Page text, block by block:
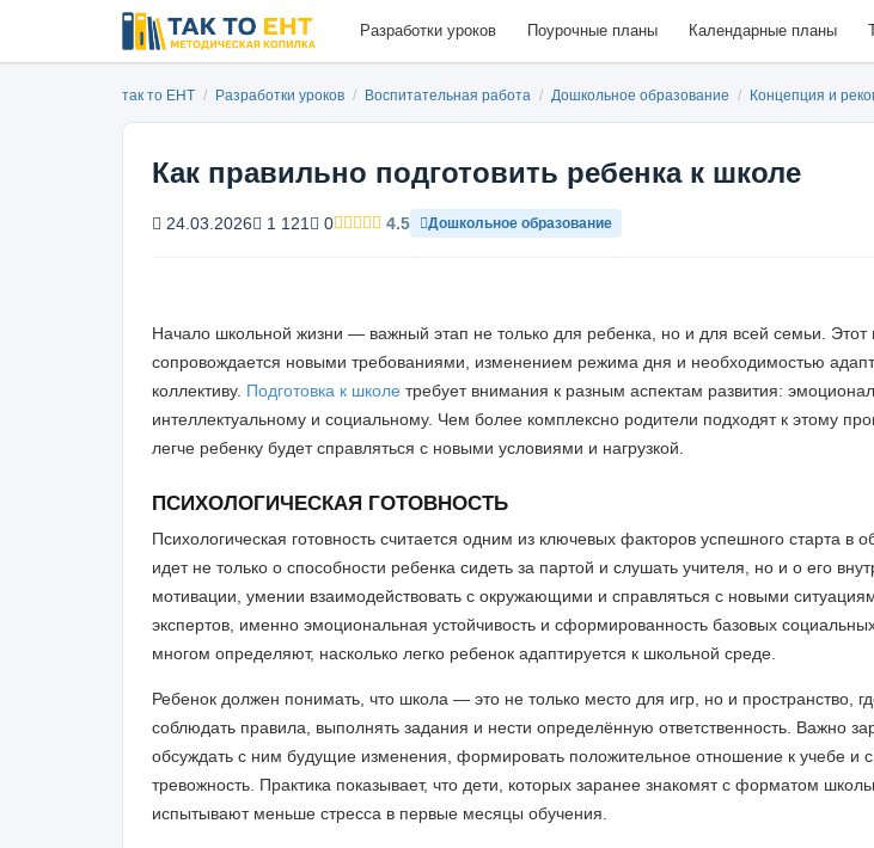
Разработки уроков Поурочные планы Календарные планы
так то ЕНТ / Разработки уроков / Воспитательная работа / Дошкольное образование / Концепция и
Как правильно подготовить ребенка к школе
24.03.2026 1 121 0 4.5 Дошкольное образование
Начало школьной жизни — важный этап не только для ребенка, но и для всей семьи. Этот
сопровождается новыми требованиями, изменением режима дня и необходимостью
коллективу. Подготовка к школе требует внимания к разным аспектам развития:
интеллектуальному и социальному. Чем более комплексно родители подходят к этому
легче ребенку будет справляться с новыми условиями и нагрузкой.
ПСИХОЛОГИЧЕСКАЯ ГОТОВНОСТЬ
Психологическая готовность считается одним из ключевых факторов успешного старта в
идет не только о способности ребенка сидеть за партой и слушать учителя, но и о его
мотивации, умении взаимодействовать с окружающими и справляться с новыми
экспертов, именно эмоциональная устойчивость и сформированность базовых
многом определяют, насколько легко ребенок адаптируется к школьной среде.
Ребенок должен понимать, что школа — это не только место для игр, но и пространство,
соблюдать правила, выполнять задания и нести определённую ответственность. Важно
обсуждать с ним будущие изменения, формировать положительное отношение к учебе и
тревожность. Практика показывает, что дети, которых заранее знакомят с форматом
испытывают меньше стресса в первые месяцы обучения.